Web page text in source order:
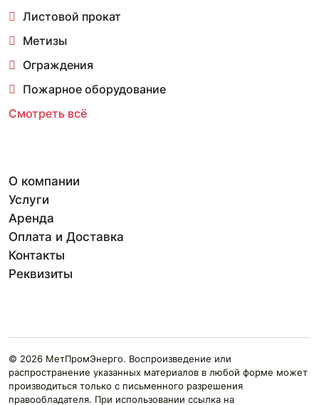
Листовой прокат
Метизы
Ограждения
Пожарное оборудование
Смотреть всё
О компании
Услуги
Аренда
Оплата и Доставка
Контакты
Реквизиты
© 2026 МетПромЭнерго. Воспроизведение или
распространение указанных материалов в любой форме может
производиться только с письменного разрешения
правообладателя. При использовании ссылка на